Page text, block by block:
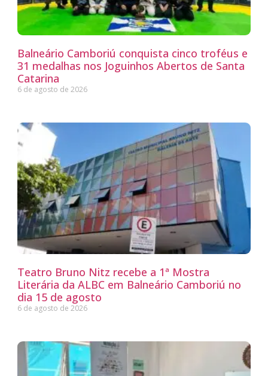
Balneário Camboriú conquista cinco troféus e
31 medalhas nos Joguinhos Abertos de Santa
Catarina
6 de agosto de 2026
Teatro Bruno Nitz recebe a 1ª Mostra
Literária da ALBC em Balneário Camboriú no
dia 15 de agosto
6 de agosto de 2026